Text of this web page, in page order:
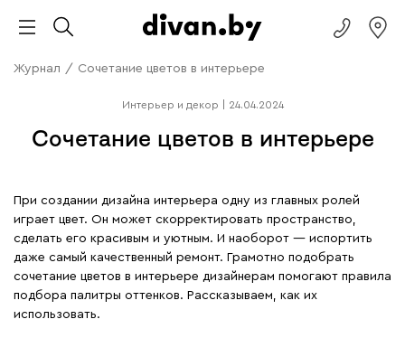
Журнал / Сочетание цветов в интерьере
Интерьер и декор 24.04.2024
Сочетание цветов в интерьере
При создании дизайна интерьера одну из главных ролей
играет цвет. Он может скорректировать пространство,
сделать его красивым и уютным. И наоборот — испортить
даже самый качественный ремонт. Грамотно подобрать
сочетание цветов в интерьере дизайнерам помогают правила
подбора палитры оттенков. Рассказываем, как их
использовать.